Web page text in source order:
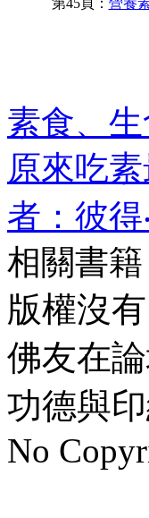
素食、
原來吃
者：彼得
相關書籍
版權沒
佛友在
功德與印
No